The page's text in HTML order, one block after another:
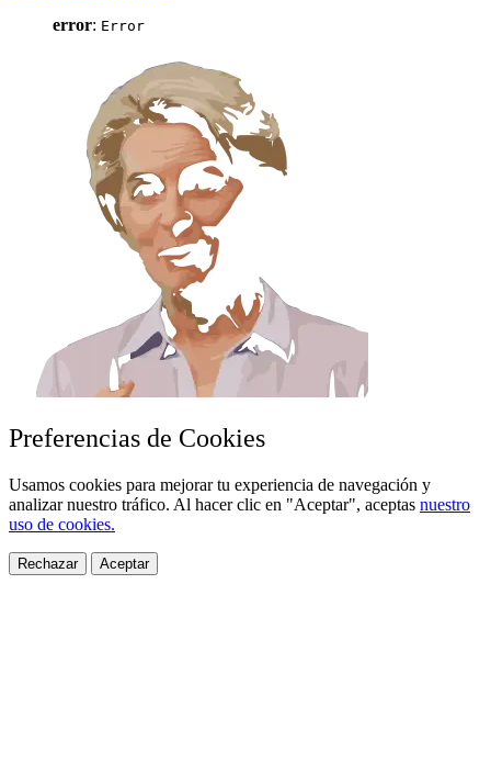
error: Error
Preferencias de Cookies
Usamos cookies para mejorar tu experiencia de navegación y
analizar nuestro tráfico. Al hacer clic en "Aceptar", aceptas nuestro
uso de cookies.
Rechazar Aceptar